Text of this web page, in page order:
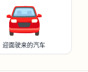
🚘️
迎面驶来的汽车